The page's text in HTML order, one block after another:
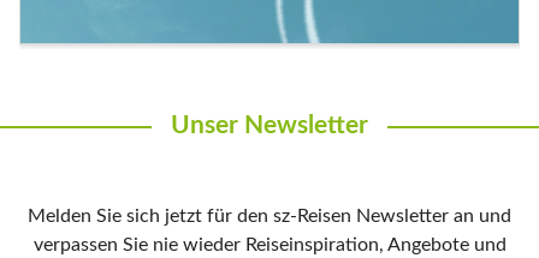
Unser Newsletter
Melden Sie sich jetzt für den sz-Reisen Newsletter an und
verpassen Sie nie wieder Reiseinspiration, Angebote und